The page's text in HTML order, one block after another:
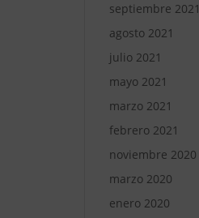
septiembre 2021
agosto 2021
julio 2021
mayo 2021
marzo 2021
febrero 2021
noviembre 2020
marzo 2020
enero 2020